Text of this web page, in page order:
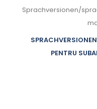
Sprachversionen/
PENTRU